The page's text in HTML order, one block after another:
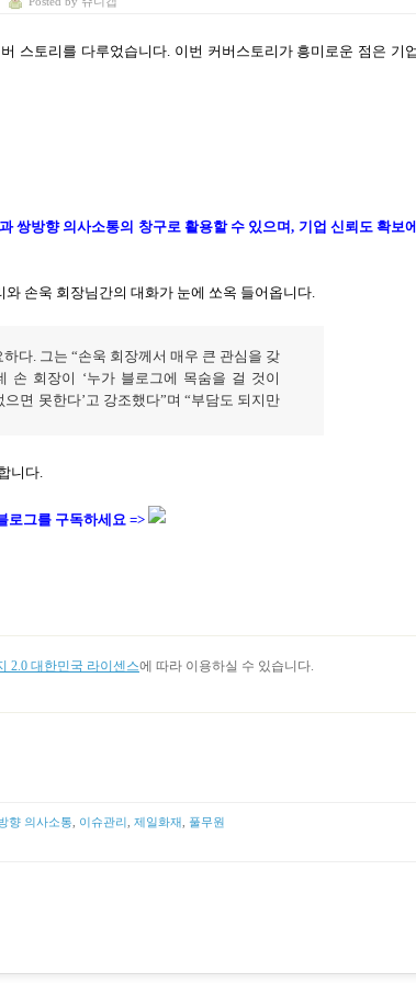
스토리를 다루었습니다. 이번 커버스토리가 흥미로운 점은 기
쌍방향 의사소통의 창구로 활용할 수 있으며, 기업 신뢰도 확보
손욱 회장님간의 대화가 눈에 쏘옥 들어옵니다
하다 그는 “손욱 회장께서 매우 큰 관심을 갖
손 회장이 ‘누가 블로그에 목숨을 걸 것이
으면 못한다’ 고 강조했다”며 “부담도 되지만
니다.
로그를 구독하세요 =>
2.0 대한민국 라이센스에 따라 이용하실 수 있습니다.
향 의사소통 이슈관리 제일화재 풀무원